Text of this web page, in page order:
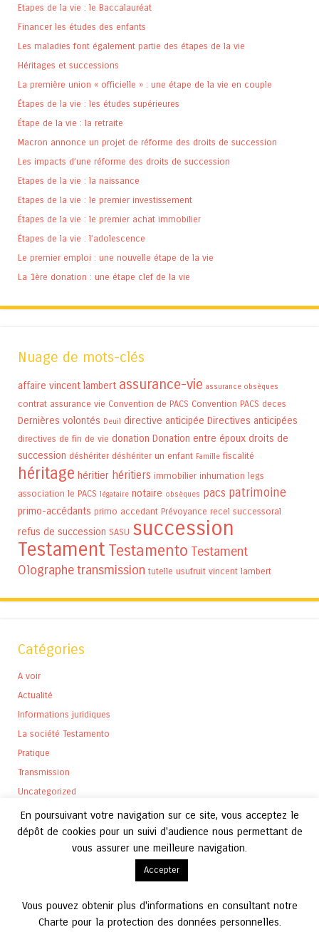
Etapes de la vie : le Baccalauréat
Financer les études des enfants
Les maladies font également partie des étapes de la vie
Héritages et successions
La première union « officielle » : une étape de la vie en couple
Étapes de la vie : les études supérieures
Étape de la vie : la retraite
Macron annonce un projet de réforme des droits de succession
Les impacts d’une réforme des droits de succession
Etapes de la vie : la naissance
Etapes de la vie : le premier investissement
Étapes de la vie : le premier achat immobilier
Étapes de la vie : l’adolescence
Le premier emploi : une nouvelle étape de la vie
La 1ère donation : une étape clef de la vie
Nuage de mots-clés
affaire vincent lambert assurance-vie assurance obsèques
contrat assurance vie Convention de PACS Convention PACS deces
Dernières volontés Deuil directive anticipée Directives anticipées
directives de fin de vie donation Donation entre époux droits de
succession déshériter déshériter un enfant Famille fiscalité
héritage héritier héritiers immobilier inhumation legs
association le PACS légataire notaire obsèques pacs patrimoine
primo-accédants primo accedant Prévoyance recel successoral
refus de succession SASU succession
Testament Testamento Testament
Olographetransmission tutelle usufruit vincent lambert
Catégories
A voir
Actualité
Informations juridiques
La société Testamento
Pratique
Transmission
Uncategorized
En poursuivant votre navigation sur ce site, vous acceptez le
dépôt de cookies pour un suivi d'audience nous permettant de
vous assurer une meilleure navigation.
Accepter
Vous pouvez obtenir plus d'informations en consultant notre
Charte pour la protection des données personnelles.